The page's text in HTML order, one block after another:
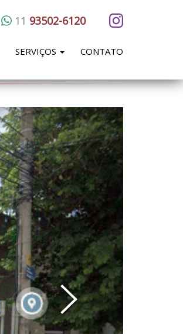
11 93502-6120
SERVIÇOS CONTATO